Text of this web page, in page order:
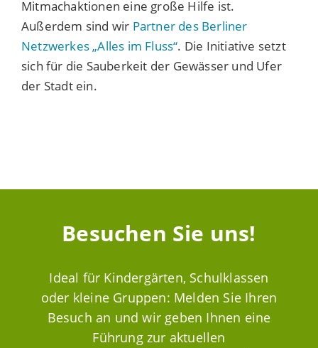
Mitmachaktionen eine große Hilfe ist.
Außerdem sind wir Partner des Berliner
Netzwerkes „Alles im Fluss“. Die Initiative setzt
sich für die Sauberkeit der Gewässer und Ufer
der Stadt ein.
Besuchen Sie uns!
Ideal für Kindergärten, Schulklassen
oder kleine Gruppen: Melden Sie Ihren
Besuch an und wir geben Ihnen eine
Führung zur aktuellen